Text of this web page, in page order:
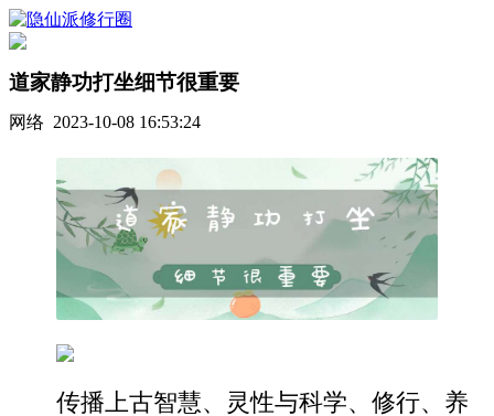
道家静功打坐细节很重要
网络 2023-10-08 16:53:24
传播上古智慧、灵性与科学、修行、养